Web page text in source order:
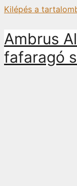
Kilépés a
Ambrus
fafaragó